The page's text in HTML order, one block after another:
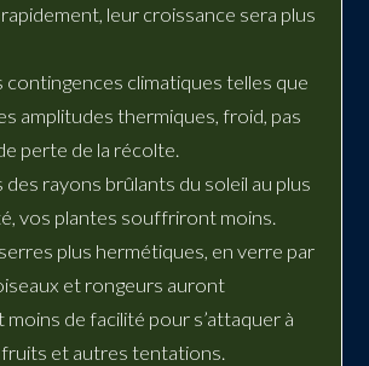
leur croissance sera plus
contingences climatiques telles que
amplitudes thermiques, froid, pas
perte de la récolte.
des rayons brûlants du soleil au plus
vos plantes souffriront moins.
plus hermétiques, en verre par
et rongeurs auront
de facilité pour s’attaquer à
et autres tentations.